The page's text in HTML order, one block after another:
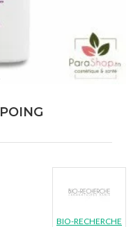
BIO-RECHERCHE